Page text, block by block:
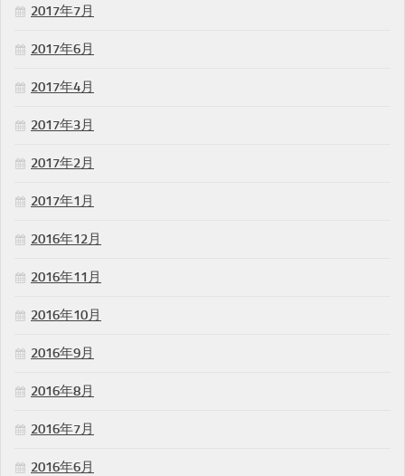
2017年7月
2017年6月
2017年4月
2017年3月
2017年2月
2017年1月
2016年12月
2016年11月
2016年10月
2016年9月
2016年8月
2016年7月
2016年6月